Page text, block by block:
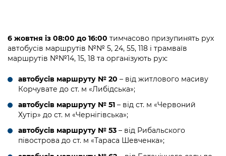
6 жовтня із 08:00 до 16:00 тимчасово призупинять рух
автобусів маршрутів №№ 5, 24, 55, 118 і трамваїв
маршрутів №№14, 15, 18 та організують рух:
автобусів маршруту № 20 – від житлового масиву
Корчувате до ст. м «Либідська»;
автобусів маршруту № 51 – від ст. м «Червоний
Хутір» до ст. м «Чернігівська»;
автобусів маршруту № 53 – від Рибальского
півострова до ст. м «Тараса Шевченка»;